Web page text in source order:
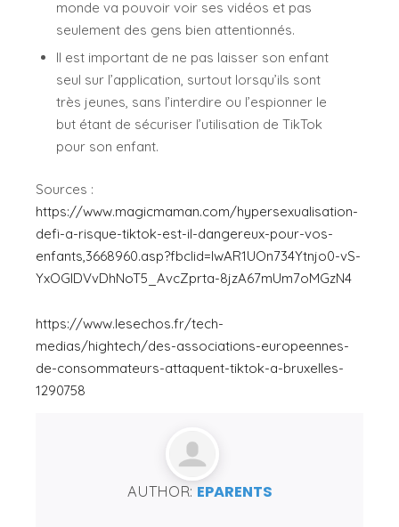
monde va pouvoir voir ses vidéos et pas
seulement des gens bien attentionnés.
Il est important de ne pas laisser son enfant
seul sur l’application, surtout lorsqu’ils sont
très jeunes, sans l’interdire ou l’espionner le
but étant de sécuriser l’utilisation de TikTok
pour son enfant.
Sources :
https://www.magicmaman.com/hypersexualisation-
defi-a-risque-tiktok-est-il-dangereux-pour-vos-
enfants,3668960.asp?fbclid=IwAR1UOn734Ytnjo0-vS-
YxOGlDVvDhNoT5_AvcZprta-8jzA67mUm7oMGzN4
https://www.lesechos.fr/tech-
medias/hightech/des-associations-europeennes-
de-consommateurs-attaquent-tiktok-a-bruxelles-
1290758
AUTHOR: EPARENTS